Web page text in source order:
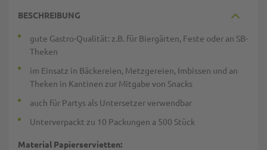
BESCHREIBUNG
gute Gastro-Qualität: z.B. für Biergärten, Feste oder an SB-
Theken
im Einsatz in Bäckereien, Metzgereien, Imbissen und an
Theken in Kantinen zur Mitgabe von Snacks
auch für Partys als Untersetzer verwendbar
Unterverpackt zu 10 Packungen a 500 Stück
Material Papierservietten: